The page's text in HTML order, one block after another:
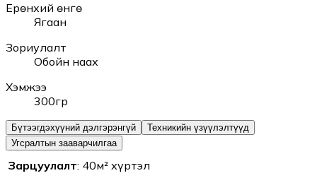
Ерөнхий өнгө
Ягаан
Зориулалт
Обойн наах
Хэмжээ
300гр
Бүтээгдэхүүний дэлгэрэнгүй
Техникийн үзүүлэлтүүд
Угсралтын зааварчилгаа
Зарцуулалт: 40м² хүртэл